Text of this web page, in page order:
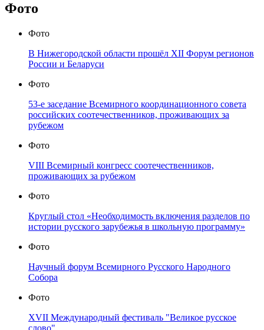
Фото
Фото
В Нижегородской области прошёл XII Форум регионов
России и Беларуси
Фото
53-е заседание Всемирного координационного совета
российских соотечественников, проживающих за
рубежом
Фото
VIII Всемирный конгресс соотечественников,
проживающих за рубежом
Фото
Круглый стол «Необходимость включения разделов по
истории русского зарубежья в школьную программу»
Фото
Научный форум Всемирного Русского Народного
Собора
Фото
XVII Международный фестиваль "Великое русское